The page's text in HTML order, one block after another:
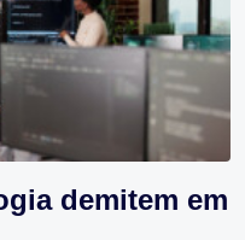
demitem em